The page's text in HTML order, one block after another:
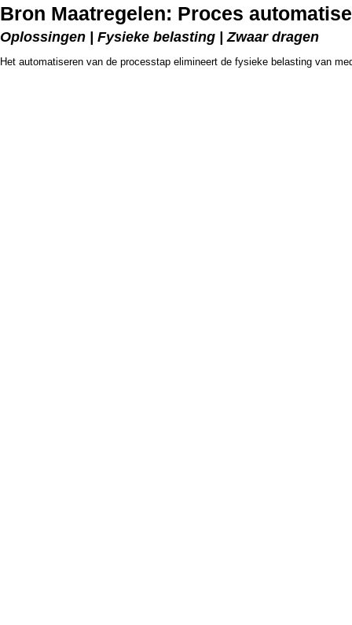
Bron Maatregelen: Proces
Oplossingen | Fysieke belasting | Zwaar dragen
Het automatiseren van de processtap elimineert de fysieke belasting van